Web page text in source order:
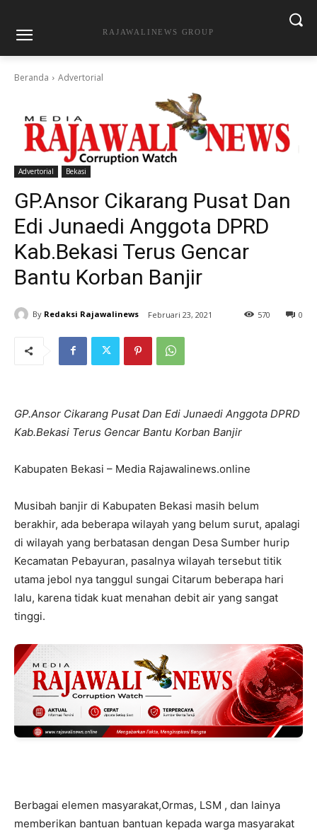
RAJAWALINEWS GROUP
Beranda Advertorial
Advertorial Bekasi
GP.Ansor Cikarang Pusat Dan
Edi Junaedi Anggota DPRD
Kab.Bekasi Terus Gencar
Bantu Korban Banjir
By Redaksi Rajawalinews Februari 23, 2021 0
570
GP.Ansor Cikarang Pusat Dan Edi Junaedi Anggota DPRD
Kab.Bekasi Terus Gencar Bantu Korban Banjir
Kabupaten Bekasi – Media Rajawalinews.online
Musibah banjir di Kabupaten Bekasi masih belum
berakhir, ada beberapa wilayah yang belum surut, apalagi
di wilayah yang berbatasan dengan Desa Sumber hurip
Kecamatan Pebayuran, pasalnya wilayah tersebut titik
utama jebol nya tanggul sungai Citarum beberapa hari
lalu, karena tidak kuat menahan debit air yang sangat
tinggi.
Berbagai elemen masyarakat,Ormas, LSM , dan lainya
memberikan bantuan bantuan kepada warga masyarakat